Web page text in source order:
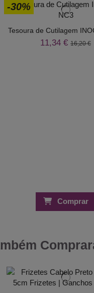
-30%
Tesoura de Cutilagem
11,34 €16,20 €
Comprar